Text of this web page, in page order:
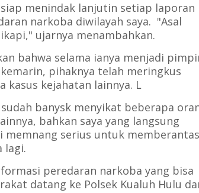
menindak lanjutin setiap laporan
narkoba diwilayah saya. "Asal
ujarnya menambahkan.
bahwa selama ianya menjadi
pihaknya telah meringkus
kasus kejahatan lainnya. L
banysk menyikat beberapa
bahkan saya yang langsung
memnang serius untuk memberantas
lagi.
peredaran narkoba yang bisa
datang ke Polsek Kualuh Hulu